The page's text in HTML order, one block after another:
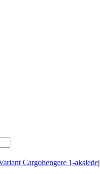
Cargohengere 1-akslede|